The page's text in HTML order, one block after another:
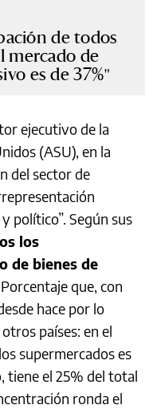
de todos
mercado de
es de 37%
ejecutivo de la
(ASU), en la
del sector de
político”. Según sus
los
de bienes de
Porcentaje que, con
hace por lo
países: en el
supermercados es
tiene el 25% del total
ronda el